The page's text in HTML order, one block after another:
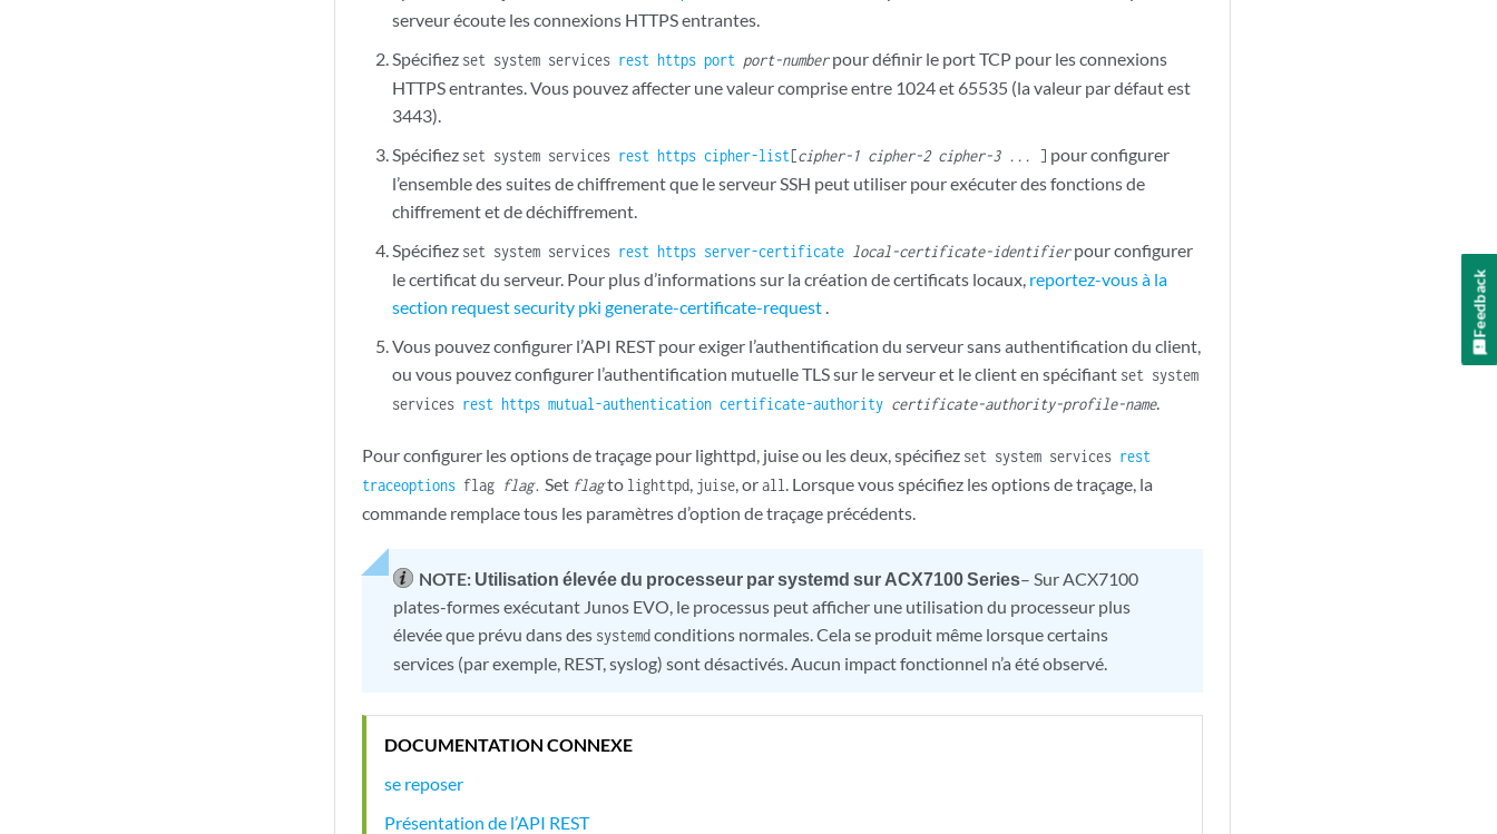
serveur écoute les connexions HTTPS entrantes.
Spécifiez set system services rest https port port-numberpour définir le port TCP pour les connexions
HTTPS entrantes. Vous pouvez affecter une valeur comprise entre 1024 et 65535 (la valeur par défaut est
3443).
Spécifiez set system services rest https cipher-list[cipher-1 cipher-2 cipher-3 ... ] pour configurer
l’ensemble des suites de chiffrement que le serveur SSH peut utiliser pour exécuter des fonctions de
chiffrement et de déchiffrement.
Spécifiez set system services rest https server-certificate local-certificate-identifierpour configurer
le certificat du serveur. Pour plus d’informations sur la création de certificats locaux, reportez-vous à la
section request security pki generate-certificate-request .
Vous pouvez configurer l’API REST pour exiger l’authentification du serveur sans authentification du client,
ou vous pouvez configurer l’authentification mutuelle TLS sur le serveur et le client en spécifiant set system
services rest https mutual-authentication certificate-authority certificate-authority-profile-name.
Pour configurer les options de traçage pour lighttpd, juise ou les deux, spécifiez set system services rest
traceoptions flag flag. Set flagto lighttpd, juise, orall. Lorsque vous spécifiez les options de traçage, la
commande remplace tous les paramètres d’option de traçage précédents.
NOTE: Utilisation élevée du processeur par systemd sur ACX7100 Series– Sur ACX7100
plates-formes exécutant Junos EVO, le processus peut afficher une utilisation du processeur plus
élevée que prévu dans des systemdconditions normales. Cela se produit même lorsque certains
services (par exemple, REST, syslog) sont désactivés. Aucun impact fonctionnel n’a été observé.
DOCUMENTATION CONNEXE
se reposer
Présentation de l’API REST
Feedback